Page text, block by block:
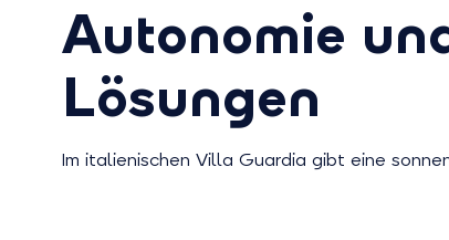
Autonomie
Lösungen
Im italienischen Villa Guardia gibt eine